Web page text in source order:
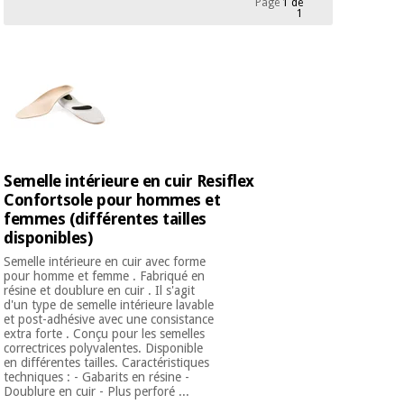
Académie
Tech
Fisaude
traditionnelle
chinoise
Armoires
thérapeutiques
Matériel de
protection
essentiel
pour les
coronavirus
Aérobic,
fitness
Outlet
Académie
Tech
Fisaude
équipement
médical
traditionnelle
chinoise
Mobilier
clinique
Armoires
thérapeutiques
Page1 de
1
Semelle intérieure en cuir Resiflex
Confortsole pour hommes et
femmes (différentes tailles
disponibles)
Semelle intérieure en cuir avec forme
pour homme et femme . Fabriqué en
résine et doublure en cuir . Il s'agit
d'un type de semelle intérieure lavable
et post-adhésive avec une consistance
extra forte . Conçu pour les semelles
correctrices polyvalentes. Disponible
en différentes tailles. Caractéristiques
techniques : - Gabarits en résine -
Doublure en cuir - Plus perforé ...